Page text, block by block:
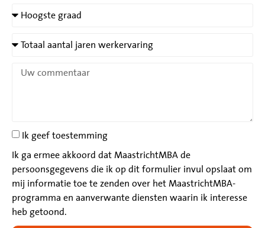
Ik geef toestemming
Ik ga ermee akkoord dat MaastrichtMBA de
persoonsgegevens die ik op dit formulier invul opslaat om
mij informatie toe te zenden over het MaastrichtMBA-
programma en aanverwante diensten waarin ik interesse
heb getoond.